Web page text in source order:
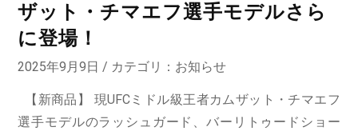
ザット・チマエフ選手モデルさら
に登場！
2025年9月9日 / カテゴリ： お知らせ
【新商品】 現UFCミドル級王者カムザット・チマエフ
選手モデルのラッシュガード、バーリトゥードショー